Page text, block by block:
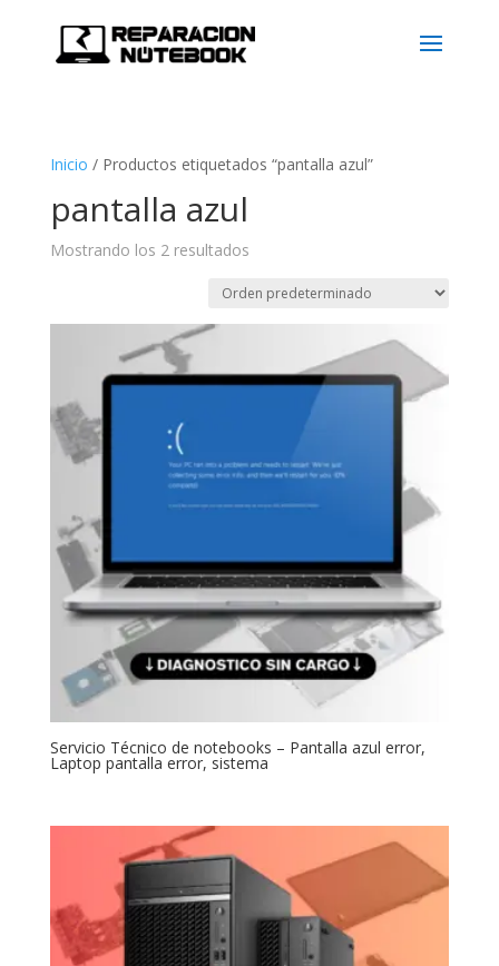
Inicio / Productos etiquetados “pantalla azul”
pantalla azul
Mostrando los 2 resultados
Servicio Técnico de notebooks – Pantalla azul error,
Laptop pantalla error, sistema